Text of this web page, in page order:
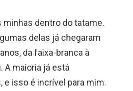
dentro do tatame.
delas já chegaram
da faixa-branca à
A maioria já está
e isso é incrível para mim.